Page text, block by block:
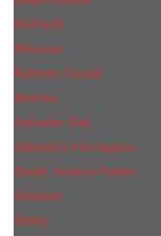
RicHarD
Rihanna
Roberto Cavalli
Rochas
Salvador Dali
Salvatore Ferragamo
Sarah Jessica Parker
Shiseido
Sisley